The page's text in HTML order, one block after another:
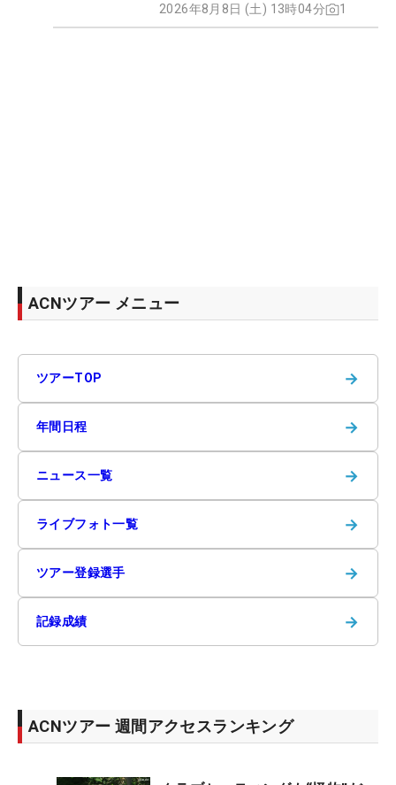
2026年8月8日 (土) 13時04分 1
ACNツアー メニュー
ツアーTOP →
年間日程 →
ニュース一覧 →
ライブフォト一覧 →
ツアー登録選手 →
記録成績 →
ACNツアー 週間アクセスランキング